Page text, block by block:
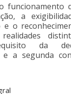
funcionamento
a
e o
da
e a segunda